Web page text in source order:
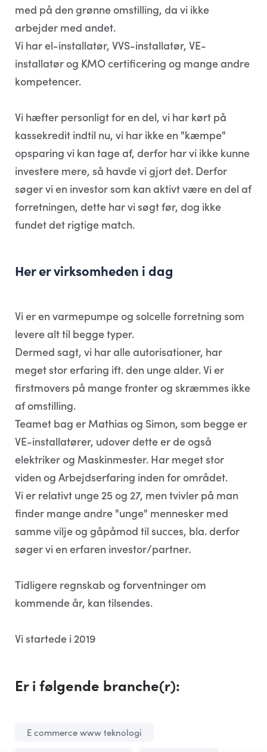
med på den grønne omstilling, da vi ikke
arbejder med andet.
Vi har el-installatør, VVS-installatør, VE-
installatør og KMO certificering og mange andre
kompetencer.
Vi hæfter personligt for en del, vi har kørt på
kassekredit indtil nu, vi har ikke en "kæmpe"
opsparing vi kan tage af, derfor har vi ikke kunne
investere mere, så havde vi gjort det. Derfor
søger vi en investor som kan aktivt være en del af
forretningen, dette har vi søgt før, dog ikke
fundet det rigtige match.
Her er virksomheden i dag
Vi er en varmepumpe og solcelle forretning som
levere alt til begge typer.
Dermed sagt, vi har alle autorisationer, har
meget stor erfaring ift. den unge alder. Vi er
firstmovers på mange fronter og skræmmes ikke
af omstilling.
Teamet bag er Mathias og Simon, som begge er
VE-installatører, udover dette er de også
elektriker og Maskinmester. Har meget stor
viden og Arbejdserfaring inden for området.
Vi er relativt unge 25 og 27, men tvivler på man
finder mange andre "unge" mennesker med
samme vilje og gåpåmod til succes, bla. derfor
søger vi en erfaren investor/partner.
Tidligere regnskab og forventninger om
kommende år, kan tilsendes.
Vi startede i 2019
Er i følgende branche(r):
E commerce www teknologi